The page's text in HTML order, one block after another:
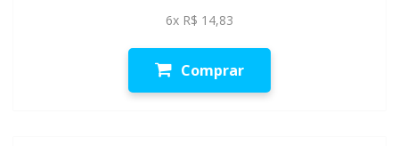
6x R$ 14,83
Comprar